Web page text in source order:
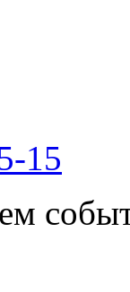
15